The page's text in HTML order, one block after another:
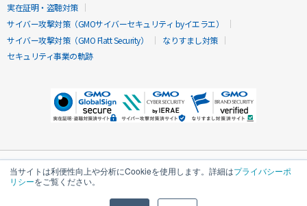
当サイトは利便性向上や分析にCookieを使用します。詳細はプライバシーポ
リシーをご覧ください。
実在証明・盗聴対策
サイバー攻撃対策（GMOサイバーセキュリティ byイエラエ）
サイバー攻撃対策（GMO Flatt Security）
なりすまし対策
セキュリティ事業の軌跡